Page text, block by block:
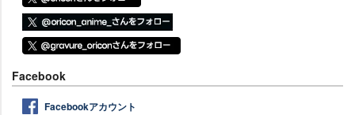
Facebook
Facebookアカウント